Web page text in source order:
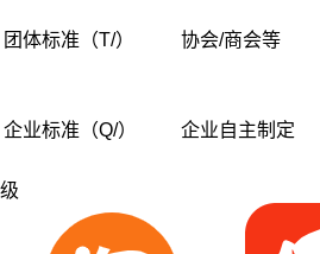
团体标准（T/） 协会/商会等
企业标准（Q/） 企业自主制定
级